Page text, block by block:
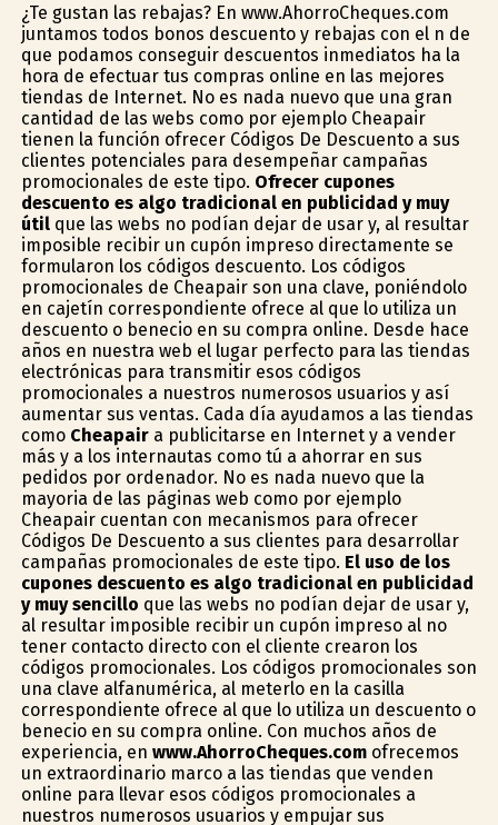
¿Te gustan las rebajas? En www.AhorroCheques.com
juntamos todos bonos descuento y rebajas con el fin de
que podamos conseguir descuentos inmediatos ha la
hora de efectuar tus compras online en las mejores
tiendas de Internet. No es nada nuevo que una gran
cantidad de las webs como por ejemplo Cheapair
tienen la función ofrecer Códigos De Descuento a sus
clientes potenciales para desempeñar campañas
promocionales de este tipo. Ofrecer cupones
descuento es algo tradicional en publicidad y muy
útilque las webs no podían dejar de usar y, al resultar
imposible recibir un cupón impreso directamente se
formularon los códigos descuento. Los códigos
promocionales de Cheapair son una clave, poniéndolo
en cajetín correspondiente ofrece al que lo utiliza un
descuento o beneficio en su compra online. Desde hace
años en nuestra web el lugar perfecto para las tiendas
electrónicas para transmitir esos códigos
promocionales a nuestros numerosos usuarios y así
aumentar sus ventas. Cada día ayudamos a las tiendas
como Cheapaira publicitarse en Internet y a vender
más y a los internautas como tú a ahorrar en sus
pedidos por ordenador. No es nada nuevo que la
mayoria de las páginas web como por ejemplo
Cheapair cuentan con mecanismos para ofrecer
Códigos De Descuento a sus clientes para desarrollar
campañas promocionales de este tipo. El uso de los
cupones descuento es algo tradicional en publicidad
y muy sencillo que las webs no podían dejar de usar y,
al resultar imposible recibir un cupón impreso al no
tener contacto directo con el cliente crearon los
códigos promocionales. Los códigos promocionales son
una clave alfanumérica, al meterlo en la casilla
correspondiente ofrece al que lo utiliza un descuento o
beneficio en su compra online. Con muchos años de
experiencia, en www.AhorroCheques.comofrecemos
un extraordinario marco a las tiendas que venden
online para llevar esos códigos promocionales a
nuestros numerosos usuarios y empujar sus